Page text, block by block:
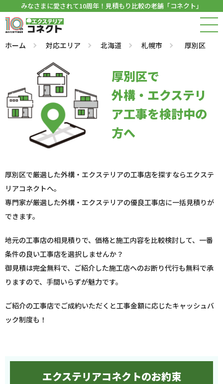
みなさまに愛されて10周年！見積もり比較の老舗「コネクト」
ホーム 対応エリア 北海道 札幌市 厚別区
厚別区で
外構・エクステリ
ア工事を検討中の
方へ
厚別区で厳選した外構・エクステリアの工事店を探すならエクステ
リアコネクトへ。
専門家が厳選した外構・エクステリアの優良工事店に一括見積りが
できます。
地元の工事店の相見積りで、価格と施工内容を比較検討して、一番
条件の良い工事店を選択しませんか？
御見積は完全無料で、ご紹介した施工店へのお断り代行も無料で承
りますので、手間いらずが魅力です。
ご紹介の工事店でご成約いただくと工事金額に応じたキャッシュバ
ック制度も！
エクステリアコネクトのお約束